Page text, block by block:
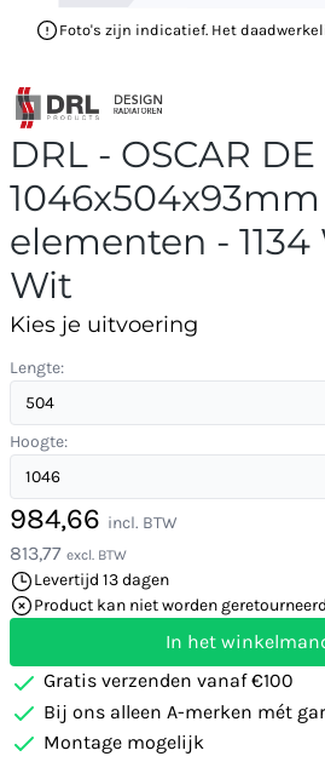
Foto's zijn indicatief. Het
DRL - OSCAR
elementen -
Wit
Kies je uitvoering
Lengte:
Hoogte:
984,66 incl. BTW
813,77 excl. BTW
Levertijd 13 dagen
Product kan niet worden geretourneerd
In het
Gratis verzenden vanaf €100
Bij ons alleen A-merken mét
Montage mogelijk